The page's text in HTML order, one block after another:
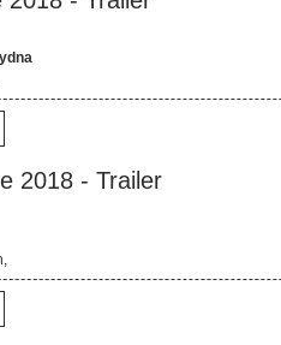
2018 - Trailer